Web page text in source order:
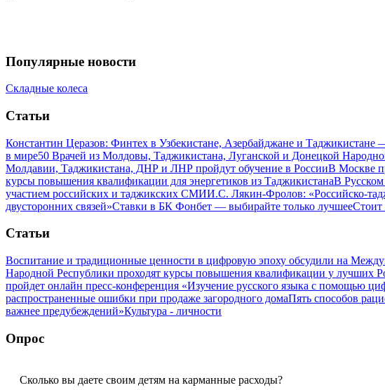
Популярные новости
Складные колеса
Статьи
Константин Церазов: Финтех в Узбекистане, Азербайджане и Таджикистане
в мире50 Врачей из Молдовы, Таджикистана, Луганской и Донецкой
Молдавии, Таджикистана, ДНР и ЛНР пройдут обучение в РоссииВ Москве
курсы повышения квалификации для энергетиков из ТаджикистанаВ
участием российских и таджикских СМИИ.С. Лякин-Фролов: «Российско-
двусторонних связей»Ставки в БК Фонбет — выбирайте только лучшееСтоит
Статьи
Воспитание и традиционные ценности в цифровую эпоху обсудили на
Народной Республики проходят курсы повышения квалификации у лучших
пройдет онлайн пресс-конференция «Изучение русского языка с помощью
распространенные ошибки при продаже загородного домаПять способов
важнее предубеждений»Культура - личности
Опрос
Сколько вы даете своим детям на карманные расходы?